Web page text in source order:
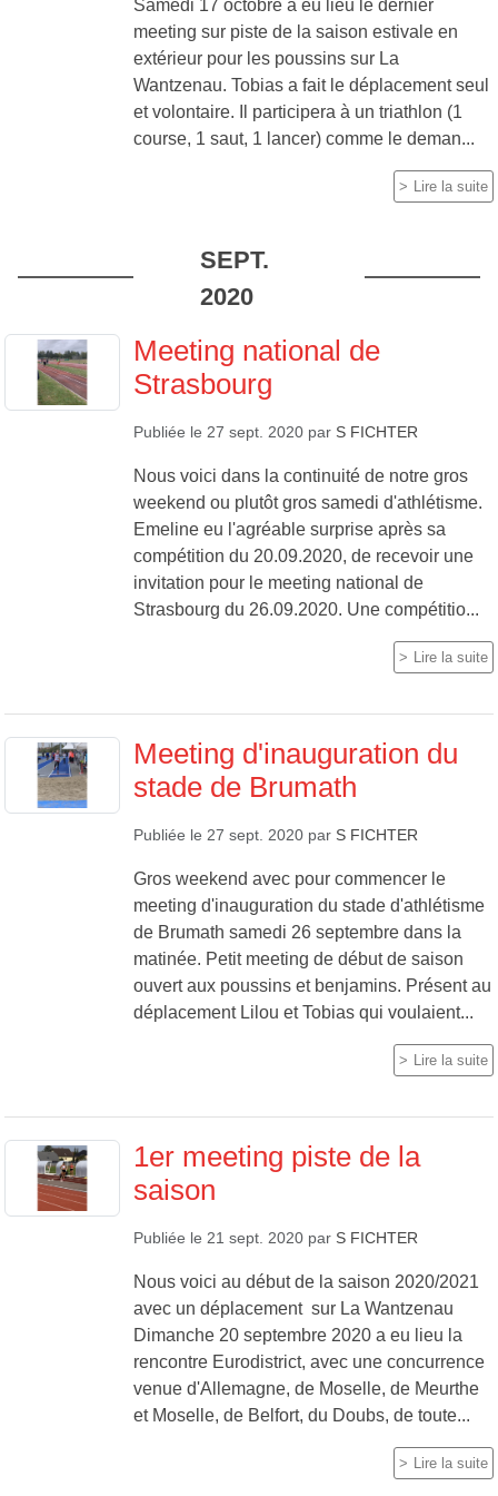
Samedi 17 octobre a eu lieu le dernier
meeting sur piste de la saison estivale en
extérieur pour les poussins sur La
Wantzenau. Tobias a fait le déplacement seul
et volontaire. Il participera à un triathlon (1
course, 1 saut, 1 lancer) comme le deman...
Lire la suite
SEPT.
2020
Meeting national de
Strasbourg
Publiée le 27 sept. 2020 par S FICHTER
Nous voici dans la continuité de notre gros
weekend ou plutôt gros samedi d'athlétisme.
Emeline eu l'agréable surprise après sa
compétition du 20.09.2020, de recevoir une
invitation pour le meeting national de
Strasbourg du 26.09.2020. Une compétitio...
Lire la suite
Meeting d'inauguration du
stade de Brumath
Publiée le 27 sept. 2020 par S FICHTER
Gros weekend avec pour commencer le
meeting d'inauguration du stade d'athlétisme
de Brumath samedi 26 septembre dans la
matinée. Petit meeting de début de saison
ouvert aux poussins et benjamins. Présent au
déplacement Lilou et Tobias qui voulaient...
Lire la suite
1er meeting piste de la
saison
Publiée le 21 sept. 2020 par S FICHTER
Nous voici au début de la saison 2020/2021
avec un déplacement sur La Wantzenau
Dimanche 20 septembre 2020 a eu lieu la
rencontre Eurodistrict, avec une concurrence
venue d'Allemagne, de Moselle, de Meurthe
et Moselle, de Belfort, du Doubs, de toute...
Lire la suite